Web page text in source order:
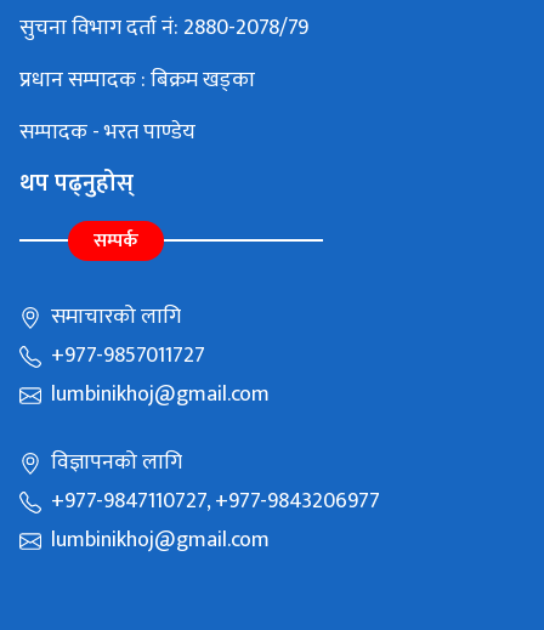
सुचना विभाग दर्ता नं: 2880-2078/79
प्रधान सम्पादक : बिक्रम खड्का
सम्पादक - भरत पाण्डेय
थप पढ्नुहोस्
सम्पर्क
समाचारको लागि
+977-9857011727
lumbinikhoj@gmail.com
विज्ञापनको लागि
+977-9847110727, +977-9843206977
lumbinikhoj@gmail.com